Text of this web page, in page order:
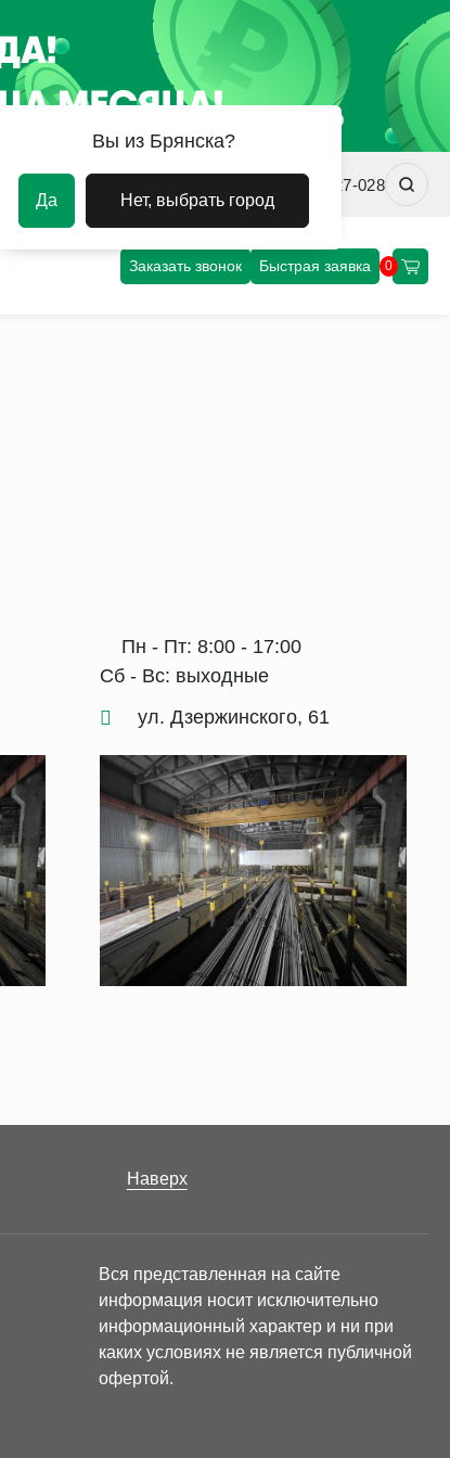
+7 (4912) 427-028
Заказать звонок Быстрая заявка 0
Пн - Пт: 8:00 - 17:00
Сб - Вс: выходные
ул. Дзержинского, 61
Наверх
Вся представленная на сайте
информация носит исключительно
информационный характер и ни при
каких условиях не является публичной
офертой.
Вы из Брянска?
Да Нет, выбрать город